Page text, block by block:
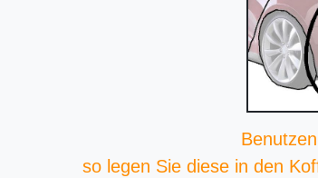
so legen Sie diese in den